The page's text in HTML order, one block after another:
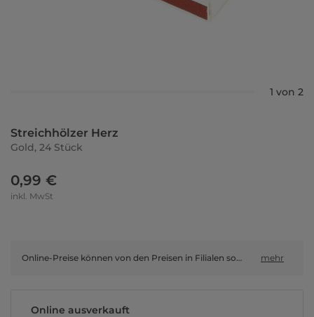
1 von 2
Streichhölzer Herz
Gold, 24 Stück
0,99 €
inkl. MwSt
Online-Preise können von den Preisen in Filialen sowie Shop-in-Shop-Flächen abweichen. mehr
Online ausverkauft